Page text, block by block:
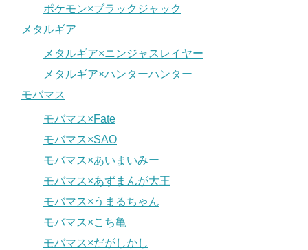
ポケモン×ブラックジャック
メタルギア
メタルギア×ニンジャスレイヤー
メタルギア×ハンターハンター
モバマス
モバマス×Fate
モバマス×SAO
モバマス×あいまいみー
モバマス×あずまんが大王
モバマス×うまるちゃん
モバマス×こち亀
モバマス×だがしかし